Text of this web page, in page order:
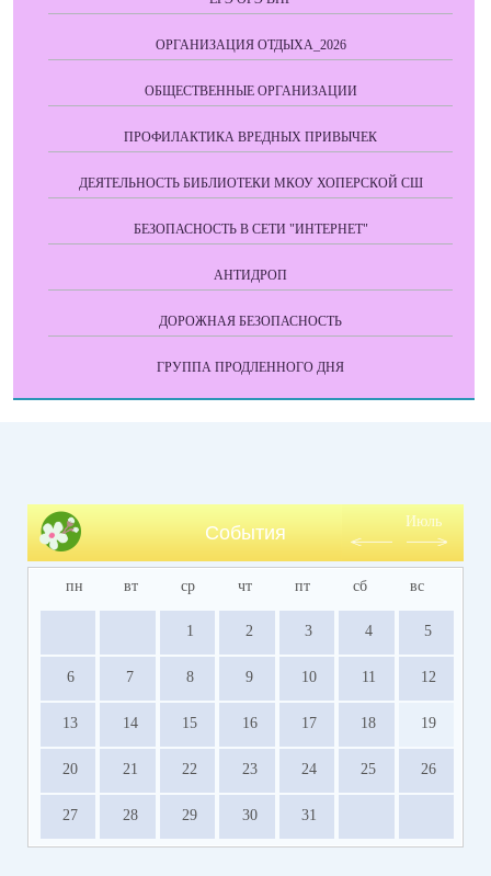
ОРГАНИЗАЦИЯ ОТДЫХА_2026
ОБЩЕСТВЕННЫЕ ОРГАНИЗАЦИИ
ПРОФИЛАКТИКА ВРЕДНЫХ ПРИВЫЧЕК
ДЕЯТЕЛЬНОСТЬ БИБЛИОТЕКИ МКОУ ХОПЕРСКОЙ СШ
БЕЗОПАСНОСТЬ В СЕТИ "ИНТЕРНЕТ"
АНТИДРОП
ДОРОЖНАЯ БЕЗОПАСНОСТЬ
ГРУППА ПРОДЛЕННОГО ДНЯ
События
Июль
пн вт ср чт пт сб вс
1 2 3 4 5
6 7 8 9 10 11 12
13 14 15 16 17 18 19
20 21 22 23 24 25 26
27 28 29 30 31